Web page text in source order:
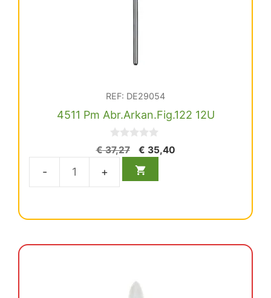
REF: DE29054
4511 Pm Abr.Arkan.Fig.122 12U
0
d
€37,27
El
original
€ 35,40El
4511
cantidad